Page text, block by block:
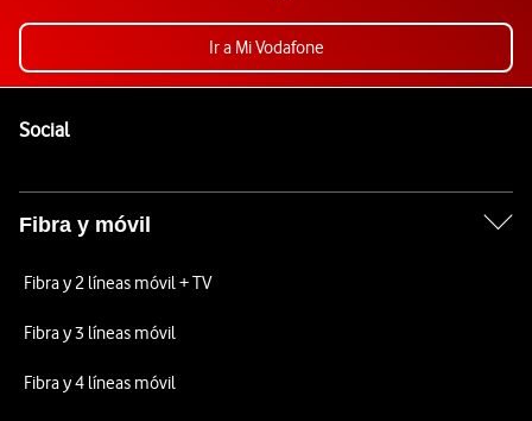
Ir a Mi Vodafone
SocialEnlaces a las redes sociales de Vodafone
Fibra y móvil
Fibra y 2 líneas móvil + TV
Fibra y 3 líneas móvil
Fibra y 4 líneas móvil